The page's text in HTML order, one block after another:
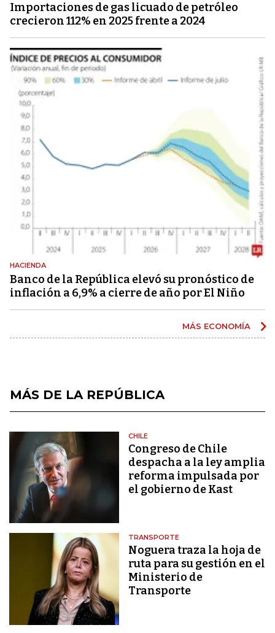
Importaciones de gas licuado de petróleo
crecieron 112% en 2025 frente a 2024
HACIENDA
Banco de la República elevó su pronóstico de
inflación a 6,9% a cierre de año por El Niño
MÁS ECONOMÍA
MÁS DE LA REPÚBLICA
CHILE
Congreso de Chile
despacha a la ley amplia
reforma impulsada por
el gobierno de Kast
TRANSPORTE
Noguera traza la hoja de
ruta para su gestión en el
Ministerio de
Transporte